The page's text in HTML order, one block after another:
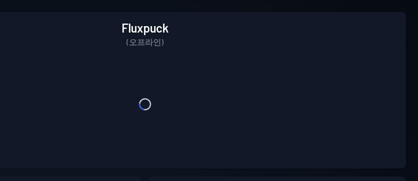
Fluxpuck
(오프라인)